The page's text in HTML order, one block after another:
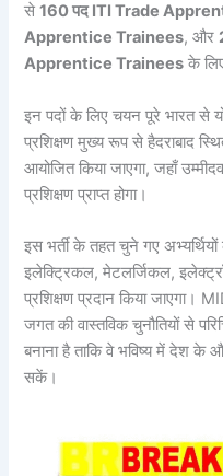
से160 पद ITI Trade
Apprentice Trainees, और
Apprentice Trainees के
इन पदों के लिए चयन पूरे भारत से
प्रशिक्षण मुख्य रूप से हैदराबाद
आयोजित किया जाएगा, जहाँ
प्रशिक्षण प्राप्त होगा।
इस भर्ती के तहत चुने गए
इलेक्ट्रिकल, मेटलर्जिकल,
प्रशिक्षण प्रदान किया जाएगा।
जगत की वास्तविक चुनौतियों से
बनाना है ताकि वे भविष्य में देश के
सकें।